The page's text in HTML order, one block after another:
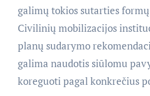
galimų tokios sutarties
Civilinių mobilizacijos
planų sudarymo
galima naudotis siūlomu
koreguoti pagal konkrečius